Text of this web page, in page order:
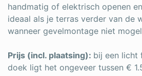
handmatig of elektrisch openen
ideaal als je terras verder van de
wanneer gevelmontage niet
Prijs (incl. plaatsing): bij een licht
doek ligt het ongeveer tussen €